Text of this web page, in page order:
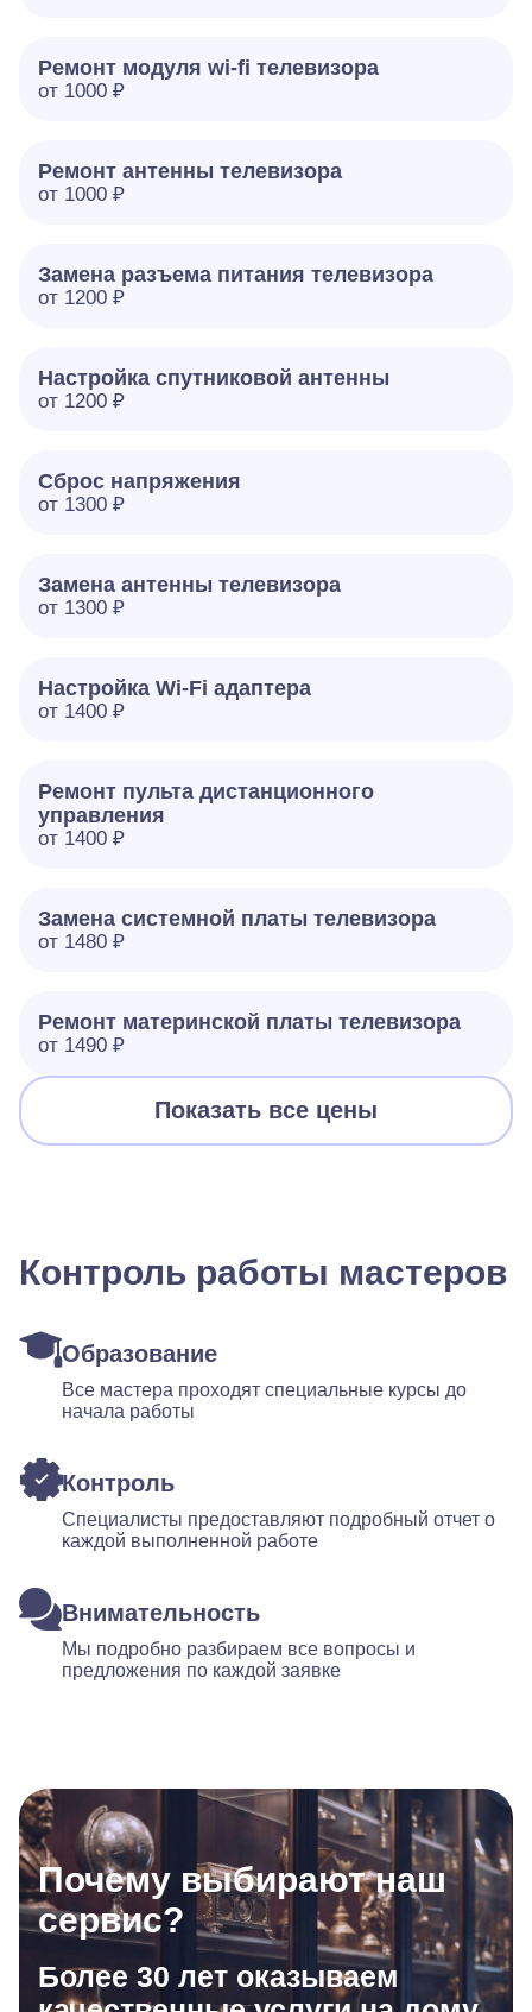
Ремонт модуля wi-fi телевизора
от 1000 ₽
Ремонт антенны телевизора
от 1000 ₽
Замена разъема питания телевизора
от 1200 ₽
Настройка спутниковой антенны
от 1200 ₽
Сброс напряжения
от 1300 ₽
Замена антенны телевизора
от 1300 ₽
Настройка Wi-Fi адаптера
от 1400 ₽
Ремонт пульта дистанционного
управления
от 1400 ₽
Замена системной платы телевизора
от 1480 ₽
Ремонт материнской платы телевизора
от 1490 ₽
Показать все цены
Контроль работы мастеров
Образование
Все мастера проходят специальные курсы до
начала работы
Контроль
Специалисты предоставляют подробный отчет о
каждой выполненной работе
Внимательность
Мы подробно разбираем все вопросы и
предложения по каждой заявке
Почему выбирают наш
сервис?
Более 30 лет оказываем